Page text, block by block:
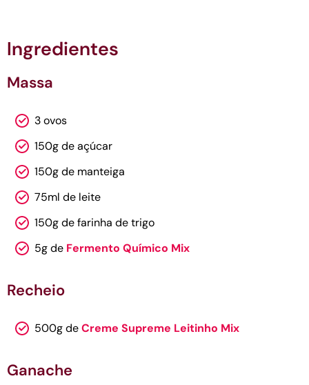
Ingredientes
Massa
3 ovos
150g de açúcar
150g de manteiga
75ml de leite
150g de farinha de trigo
5g de Fermento Químico Mix
Recheio
500g deCreme Supreme Leitinho Mix
Ganache